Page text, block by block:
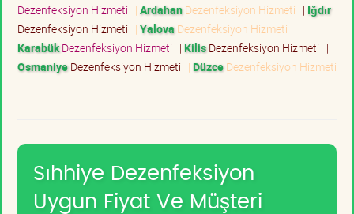
Dezenfeksiyon Hizmeti | ArdahanDezenfeksiyon Hizmeti | Iğdır
Dezenfeksiyon Hizmeti | Yalova Dezenfeksiyon Hizmeti |
KarabükDezenfeksiyon Hizmeti | KilisDezenfeksiyon Hizmeti |
OsmaniyeDezenfeksiyon Hizmeti | DüzceDezenfeksiyon Hizmeti
Sıhhiye Dezenfeksiyon
Uygun Fiyat Ve Müşteri